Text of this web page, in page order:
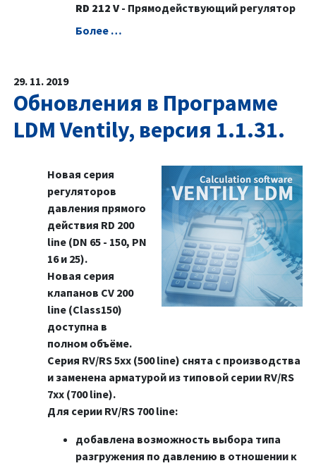
RD 212 V- Прямодействующий регулятор
Болeе …
29. 11. 2019
Обновления в Программе
LDM Ventily, версия 1.1.31.
Новая серия
регуляторов
давления прямого
действия RD 200
line (DN 65 - 150, PN
16 и 25).
Новая серия
клапанов CV 200
line (Class150)
доступна в
полном объёме.
Серия RV/RS 5xx (500 line) снята с производства
и заменена арматурой из типовой серии RV/RS
7xx (700 line).
Для серии RV/RS 700 line:
добавлена возможность выбора типа
разгружения по давлению в отношении к